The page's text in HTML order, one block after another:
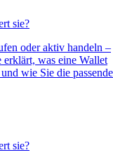
sie?
oder aktiv handeln –
was eine Wallet
wie Sie die passende
sie?